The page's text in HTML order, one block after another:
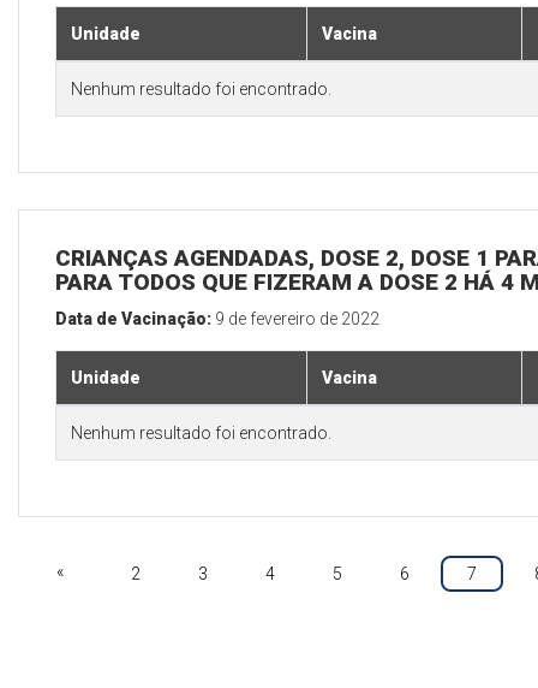
Unidade Vacina
Nenhum resultado foi encontrado.
CRIANÇAS AGENDADAS, DOSE 2, DOSE 1
PARA TODOS QUE FIZERAM A DOSE 2 HÁ 4
Data de Vacinação: 9 de fevereiro de 2022
Unidade Vacina
Nenhum resultado foi encontrado.
« 2 3 4 5 6 7